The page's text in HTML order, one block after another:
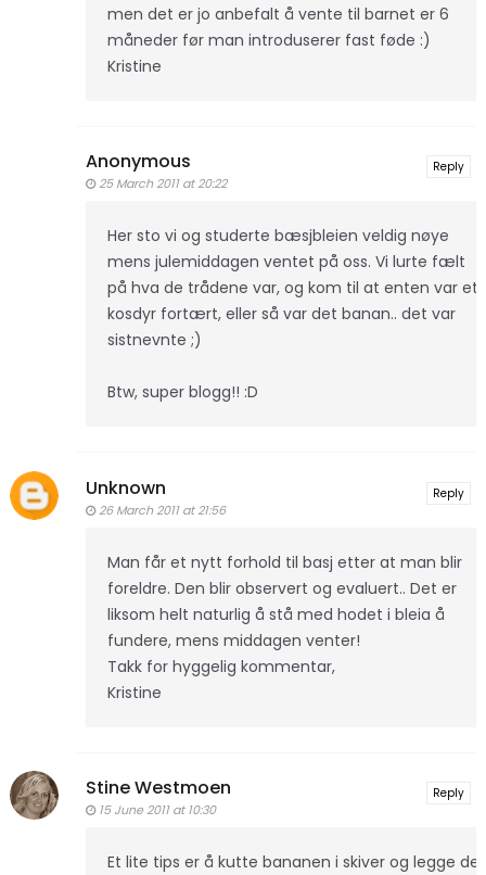
men det er jo anbefalt å vente til barnet er 6
måneder før man introduserer fast føde :)
Kristine
Anonymous
25 March 2011 at 20:22
Her sto vi og studerte bæsjbleien veldig nøye
mens julemiddagen ventet på oss. Vi lurte fælt
på hva de trådene var, og kom til at enten var et
kosdyr fortært, eller så var det banan.. det var
sistnevnte ;)
Btw, super blogg!! :D
Reply
Unknown
26 March 2011 at 21:56
Man får et nytt forhold til basj etter at man blir
foreldre. Den blir observert og evaluert.. Det er
liksom helt naturlig å stå med hodet i bleia å
fundere, mens middagen venter!
Takk for hyggelig kommentar,
Kristine
Reply
Stine Westmoen
15 June 2011 at 10:30
Et lite tips er å kutte bananen i skiver og legge det
Reply